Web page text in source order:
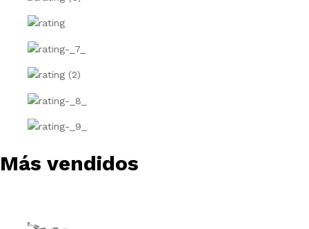
Más vendidos